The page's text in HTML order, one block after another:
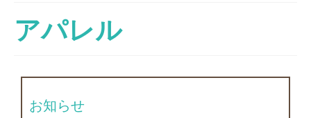
買取について
ブログ
アパレル
お知らせ